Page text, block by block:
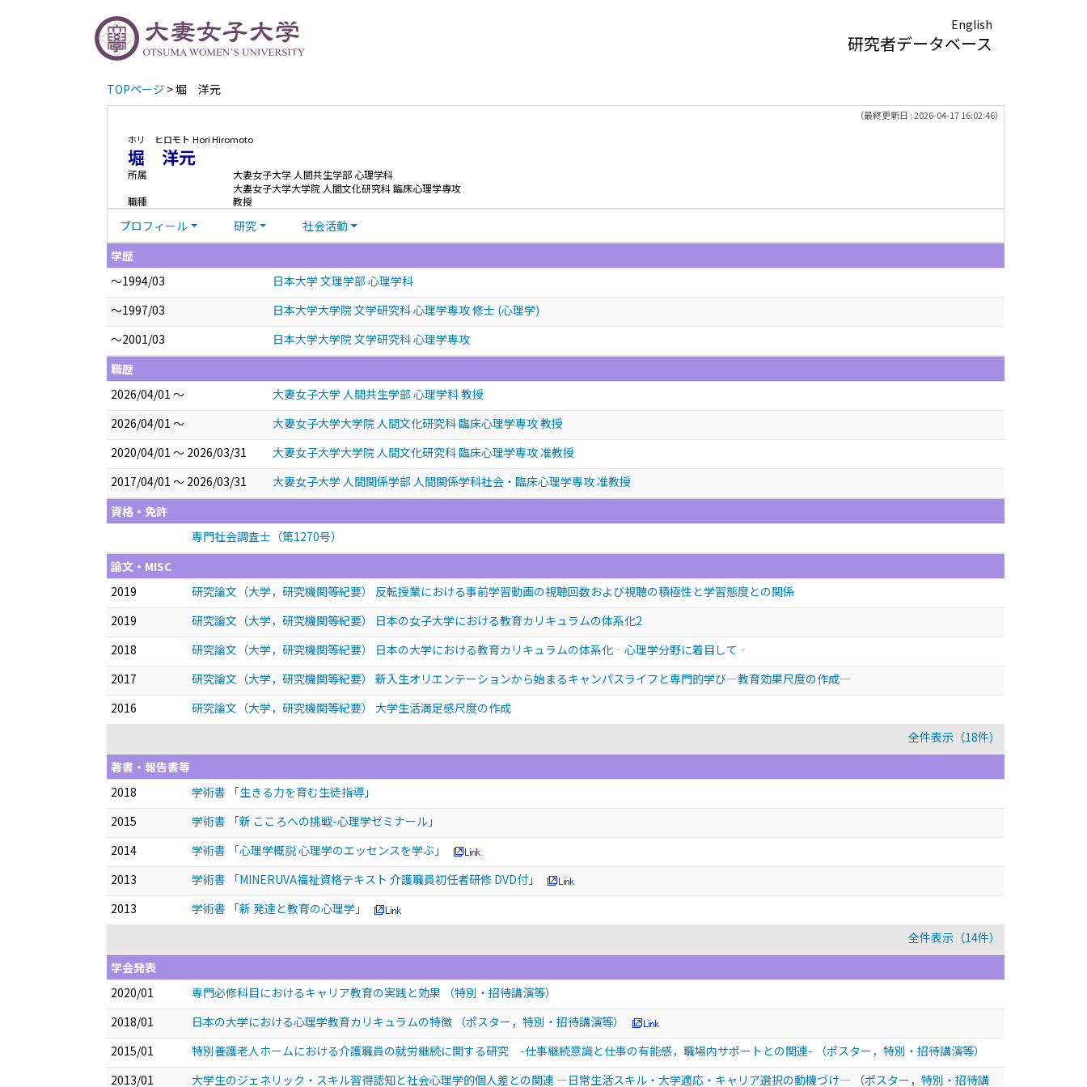
English
研究者データベース
TOPページ > 堀 洋元
（最終更新日 : 2026-04-17 16:02:46）
ホリ ヒロモト Hori Hiromoto
堀 洋元
所属
大妻女子大学 人間共生学部 心理学科
大妻女子大学大学院 人間文化研究科 臨床心理学専攻
職種
教授
プロフィール 研究
社会活動
学歴
～1994/03
日本大学 文理学部 心理学科
～1997/03
日本大学大学院 文学研究科 心理学専攻 修士 (心理学)
～2001/03
日本大学大学院 文学研究科 心理学専攻
職歴
2026/04/01 ～
大妻女子大学 人間共生学部 心理学科 教授
2026/04/01 ～
大妻女子大学大学院 人間文化研究科 臨床心理学専攻 教授
2020/04/01 ～ 2026/03/31
大妻女子大学大学院 人間文化研究科 臨床心理学専攻 准教授
2017/04/01 ～ 2026/03/31
大妻女子大学 人間関係学部 人間関係学科社会・臨床心理学専攻 准教授
資格・免許
専門社会調査士（第1270号）
論文・MISC
2019
研究論文（大学，研究機関等紀要） 反転授業における事前学習動画の視聴回数および視聴の積極性と学習態度との関係
2019
研究論文（大学，研究機関等紀要） 日本の女子大学における教育カリキュラムの体系化2
2018
研究論文（大学，研究機関等紀要） 日本の大学における教育カリキュラムの体系化‐心理学分野に着目して‐
2017
研究論文（大学，研究機関等紀要） 新入生オリエンテーションから始まるキャンパスライフと専門的学び—教育効果尺度の作成—
2016
研究論文（大学，研究機関等紀要） 大学生活満足感尺度の作成
全件表示（18件）
著書・報告書等
2018
学術書 「生きる力を育む生徒指導」
2015
学術書 「新 こころへの挑戦-心理学ゼミナール」
2014
学術書 「心理学概説 心理学のエッセンスを学ぶ」
2013
学術書 「MINERUVA福祉資格テキスト 介護職員初任者研修 DVD付」
2013
学術書 「新 発達と教育の心理学」
全件表示（14件）
学会発表
2020/01
専門必修科目におけるキャリア教育の実践と効果
（特別・招待講演等）
2018/01
日本の大学における心理学教育カリキュラムの特徴
（ポスター，特別・招待講演等）
2015/01
特別養護老人ホームにおける介護職員の就労継続に関する研究 -仕事継続意識と仕事の有能感，職場内サポートとの関連-
（ポスター，特別・招待講演等）
2013/01
大学生のジェネリック・スキル習得認知と社会心理学的個人差との関連 —日常生活スキル・大学適応・キャリア選択の動機づけ—
（ポスター，特別・招待講